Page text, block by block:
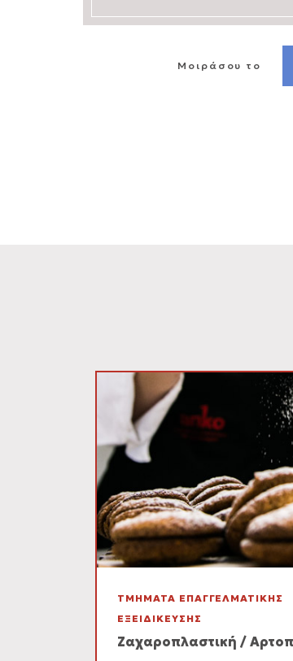
Μοιράσου το
ΤΜΗΜΑΤΑ ΕΠΑΓΓΕΛΜΑΤΙΚΗΣ
ΕΞΕΙΔΙΚΕΥΣΗΣ
Ζαχαροπλαστική /